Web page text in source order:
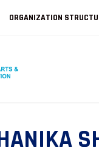
ORGANIZATION